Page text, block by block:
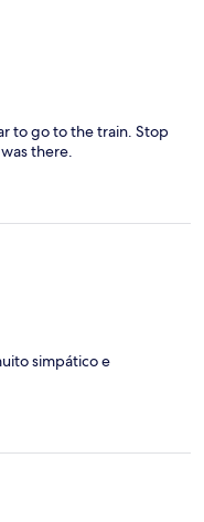
to go to the train. Stop
there.
simpático e